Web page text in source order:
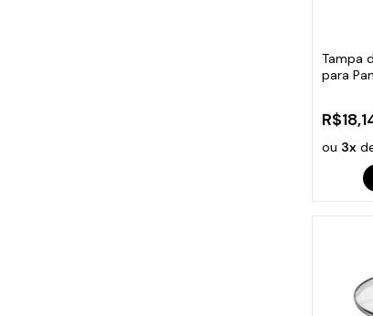
Tampa
para
ou 3x